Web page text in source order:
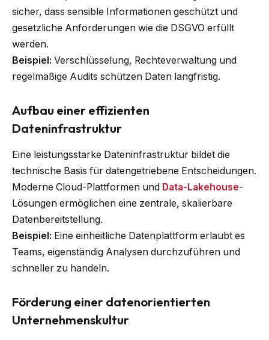
sicher, dass sensible Informationen geschützt und
gesetzliche Anforderungen wie die DSGVO erfüllt
werden.
Beispiel: Verschlüsselung, Rechteverwaltung und
regelmäßige Audits schützen Daten langfristig.
Aufbau einer effizienten
Dateninfrastruktur
Eine leistungsstarke Dateninfrastruktur bildet die
technische Basis für datengetriebene Entscheidungen.
Moderne Cloud-Plattformen und Data-Lakehouse-
Lösungen ermöglichen eine zentrale, skalierbare
Datenbereitstellung.
Beispiel: Eine einheitliche Datenplattform erlaubt es
Teams, eigenständig Analysen durchzuführen und
schneller zu handeln.
Förderung einer datenorientierten
Unternehmenskultur